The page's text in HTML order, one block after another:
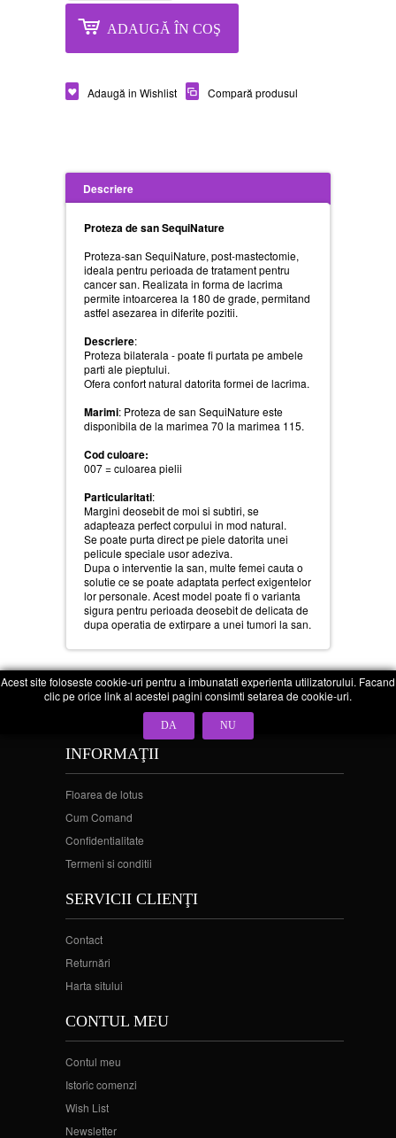
ADAUGĂ ÎN COŞ
Adaugă in Wishlist Compară produsul
Descriere
Proteza de san SequiNature
Proteza-san SequiNature, post-mastectomie,
ideala pentru perioada de tratament pentru
cancer san. Realizata in forma de lacrima
permite intoarcerea la 180 de grade, permitand
astfel asezarea in diferite pozitii.
Descriere:
Proteza bilaterala - poate fi purtata pe ambele
parti ale pieptului.
Ofera confort natural datorita formei de lacrima.
Marimi: Proteza de san SequiNature este
disponibila de la marimea 70 la marimea 115.
Cod culoare:
007 = culoarea pielii
Particularitati:
Margini deosebit de moi si subtiri, se
adapteaza perfect corpului in mod natural.
Se poate purta direct pe piele datorita unei
pelicule speciale usor adeziva.
Dupa o interventie la san, multe femei cauta o
solutie ce se poate adaptata perfect exigentelor
lor personale. Acest model poate fi o varianta
sigura pentru perioada deosebit de delicata de
dupa operatia de extirpare a unei tumori la san.
INFORMAŢII
Floarea de lotus
Cum Comand
Confidentialitate
Termeni si conditii
SERVICII CLIENŢI
Contact
Returnări
Harta sitului
CONTUL MEU
Contul meu
Istoric comenzi
Wish List
Newsletter
Acest site foloseste cookie-uri pentru a imbunatati experienta utilizatorului. Facand
clic pe orice link al acestei pagini consimti setarea de cookie-uri.
DA NU